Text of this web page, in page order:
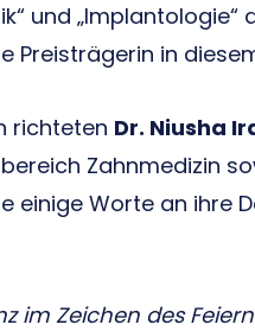
und
Preisträgerin in
richteten Dr. Niusha
Zahnmedizin
einige Worte an ihre
im Zeichen des